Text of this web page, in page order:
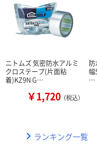
ニトムズ 気密防水アルミ
クロステープ(片面粘
着)KZ9N G…
￥1,720 （税込）
…
ランキング一覧